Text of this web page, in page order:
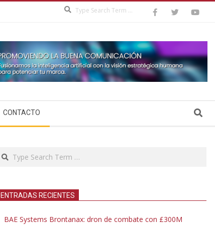
CONTACTO Search
Search
ENTRADAS RECIENTES
BAE Systems Brontanax: dron de combate con £300M